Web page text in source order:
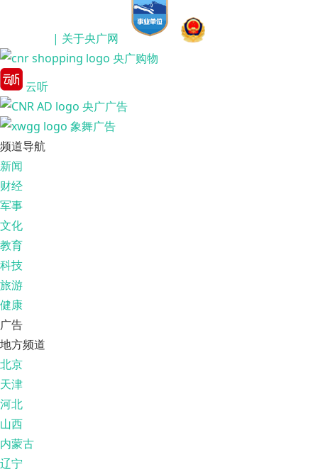
| 关于央广网
央广购物
云听
央广广告
象舞广告
频道导航
新闻
财经
军事
文化
教育
科技
旅游
健康
广告
地方频道
北京
天津
河北
山西
内蒙古
辽宁